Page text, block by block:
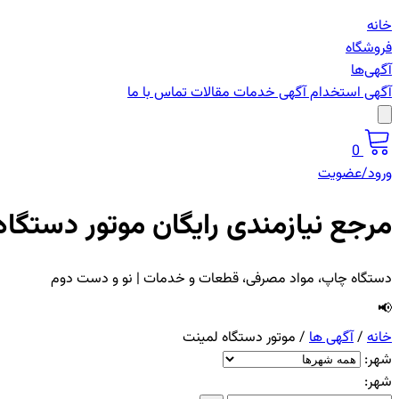
خانه
فروشگاه
آگهی‌ها
آگهی استخدامآگهی خدماتمقالاتتماس با ما
0
ورود/عضویت
مرجع نیازمندی رایگان موتور
دستگاه چاپ، مواد مصرفی، قطعات و خدمات | نو و دست دوم
📢
خانه /آگهی ها / موتور دستگاه لمینت
شهر:
شهر: